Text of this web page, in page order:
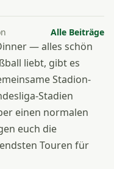
Alle Beiträge
— alles schön
liebt, gibt es
Stadion-
Stadien
einen normalen
euch die
Touren für